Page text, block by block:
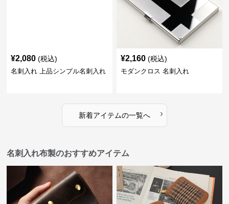
¥2,080 (税込)
名刺入れ 上品シンプル名刺入れ
¥2,160 (税込)
モダンクロス 名刺入れ
新着アイテムの一覧へ ›
名刺入れ布製のおすすめアイテム